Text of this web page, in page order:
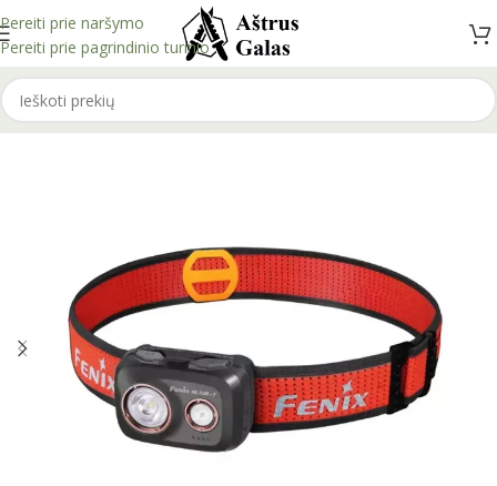
Pereiti prie naršymo
Pereiti prie pagrindinio turinio